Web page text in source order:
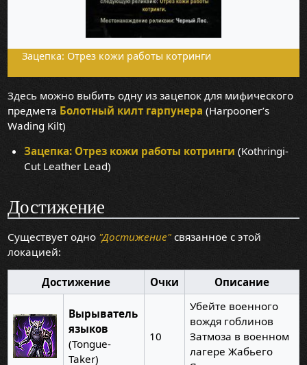
Зацепка: Отрез кожи работы котринги
Здесь можно выбить одну из зацепок для мифического
предмета Болотный килт гарпунера (Harpooner’s
Wading Kilt)
Зацепка: Отрез кожи работы котринги (Kothringi-
Cut Leather Lead)
Достижение
Существует одно "Достижение"связанное с этой
локацией:
Достижение Очки Описание
Вырыватель
языков
(Tongue-
Taker)
10
Убейте военного
вождя гоблинов
Затмоза в военном
лагере Жабьего